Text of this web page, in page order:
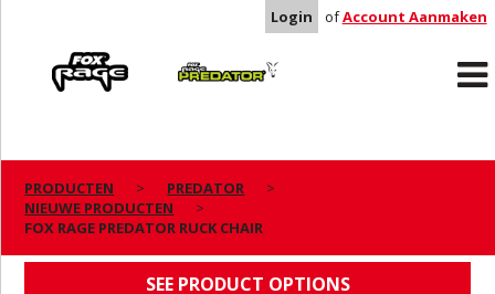
Login ofAccount Aanmaken
Predator
PRODUCTEN
PREDATOR
NIEUWE PRODUCTEN
FOX RAGE PREDATOR RUCK CHAIR
FOX RAGE PREDATOR RUCK CHAIR
SEE PRODUCT OPTIONS